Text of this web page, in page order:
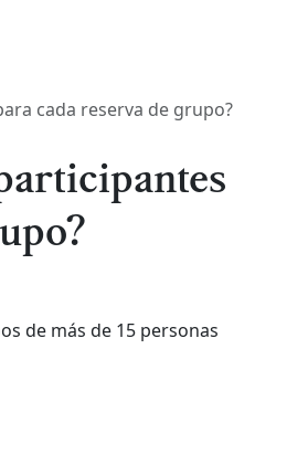
cada reserva de grupo?
de más de 15 personas